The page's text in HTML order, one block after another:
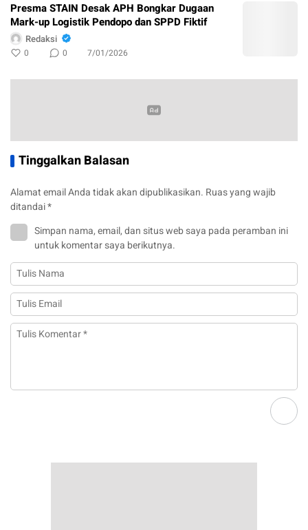
Presma STAIN Desak APH Bongkar Dugaan
Mark-up Logistik Pendopo dan SPPD Fiktif
Redaksi
0 0 7/01/2026
Tinggalkan Balasan
Alamat email Anda tidak akan dipublikasikan. Ruas yang wajib
ditandai*
Simpan nama, email, dan situs web saya pada peramban ini
untuk komentar saya berikutnya.